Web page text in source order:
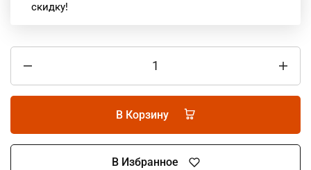
скидку!
В Корзину
В Избранное